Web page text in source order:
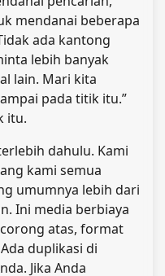
mendanai beberapa
ada kantong
lebih banyak
lain. Mari kita
pada titik itu.”
itu.
dahulu. Kami
kami semua
umumnya lebih dari
Ini media berbiaya
atas, format
duplikasi di
Jika Anda